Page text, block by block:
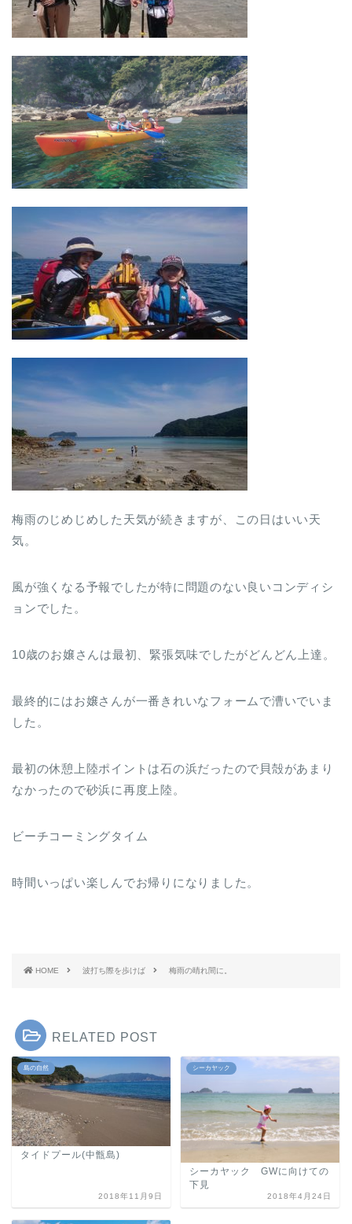
梅雨のじめじめした天気が続きますが、この日はいい天
気。
風が強くなる予報でしたが特に問題のない良いコンディシ
ョンでした。
10歳のお嬢さんは最初、緊張気味でしたがどんどん上達。
最終的にはお嬢さんが一番きれいなフォームで漕いでいま
した。
最初の休憩上陸ポイントは石の浜だったので貝殻があまり
なかったので砂浜に再度上陸。
ビーチコーミングタイム
時間いっぱい楽しんでお帰りになりました。
HOME 波打ち際を歩けば 梅雨の晴れ間に。
RELATED POST
島の自然
タイドプール(中甑島)
2018年11月9日
シーカヤック
シーカヤック GWに向けての
下見
2018年4月24日